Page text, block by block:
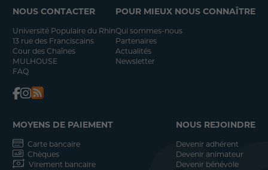
NOUS CONTACTER
Université Populaire du Rhin
13 rue des Franciscains
Cour des Chaînes
MULHOUSE
FAQ
POUR MIEUX NOUS CONNAÎTRE
Qui sommes-nous
Partenaires
Actualités
Newsletter
MOYENS DE PAIEMENT
Carte bancaire
Chèques
Virement bancaire
NOUS REJOINDRE
Devenir adhérent
Devenir animateur
Devenir bénévole